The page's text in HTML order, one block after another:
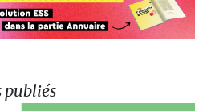
publiés